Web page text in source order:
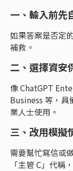
一、輸入前先
如果答案是否定
補救。
二、選擇資安
像 ChatGPT
Business 等，具
業人士使用。
三、改用模擬
需要幫忙寫信或
「主管 C」代稱